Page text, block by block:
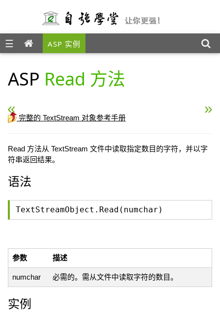
☰ ASP 实例
ASP Read 方法
« ASP Close 方法 ASP ReadAll 方法 »
完整的 TextStream 对象参考手册
Read 方法从 TextStream 文件中读取指定数目的字符，并以字
符串返回结果。
语法
TextStreamObject.Read(numchar)
参数 描述
numchar 必需的。需从文件中读取字符的数目。
实例